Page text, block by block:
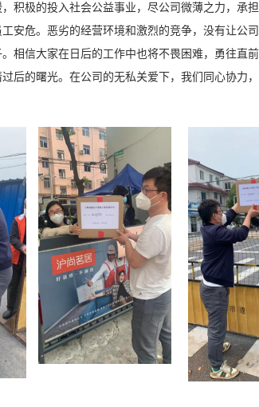
积极的投入社会公益事业，尽公司微薄之力，承
安危。恶劣的经营环境和激烈的竞争，没有让公
相信大家在日后的工作中也将不畏困难，勇往直
过后的曙光。在公司的无私关爱下，我们同心协力